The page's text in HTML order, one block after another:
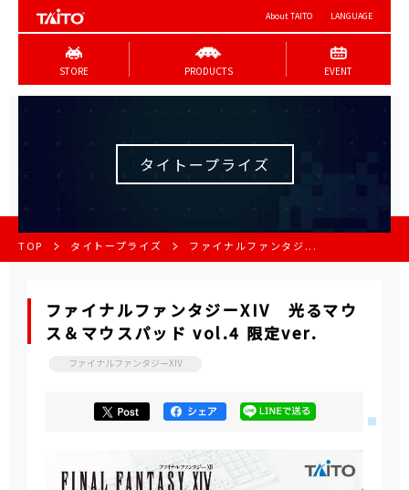
About TAITO LANGUAGE
STORE PRODUCTS EVENT
タイトープライズ
TOP タイトープライズ ファイナルファンタジ...
ファイナルファンタジーXIV 光るマウ
ス＆マウスパッド vol.4 限定ver.
ファイナルファンタジーXIV